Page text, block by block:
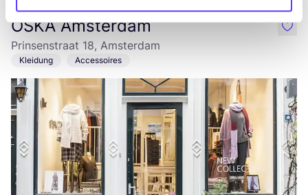
OSKA Amsterdam
Prinsenstraat 18, Amsterdam
Kleidung Accessoires
like